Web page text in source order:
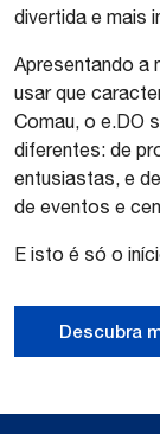
divertida e mais
Apresentando a
usar que
Comau, o e.DO
diferentes: de
entusiastas, e
de eventos e
E isto é só o
Descubra